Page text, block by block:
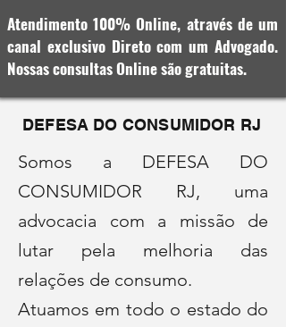
Atendimento 100% Online, através de um
canal exclusivo Direto com um Advogado.
Nossas consultas Online são gratuitas.
DEFESA DO CONSUMIDOR RJ
Somos a DEFESA DO
CONSUMIDOR RJ, uma
advocacia com a missão de
lutar pela melhoria das
relações de consumo.
Atuamos em todo o estado do